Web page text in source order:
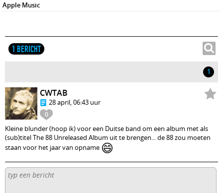
Apple Music
1 BERICHT
1
0
CWTAB
28 april, 06:43 uur
Kleine blunder (hoop ik) voor een Duitse band om een album met als
(sub)titel The 88 Unreleased Album uit te brengen... de 88 zou moeten
staan voor het jaar van opname 😄